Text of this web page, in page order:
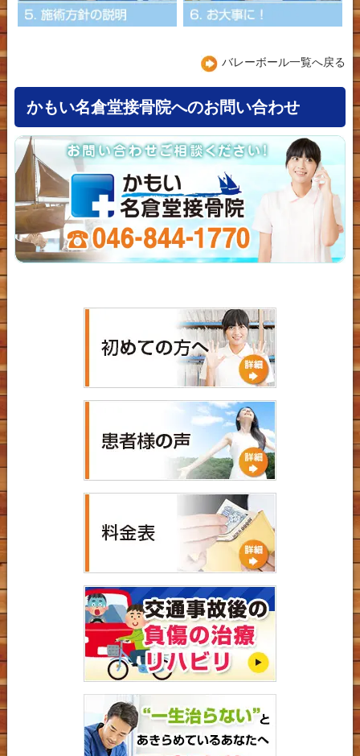
バレーボール一覧へ戻る
かもい名倉堂接骨院へのお問い合わせ